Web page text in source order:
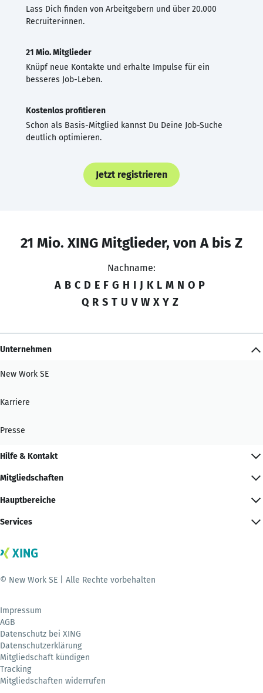
Lass Dich finden von Arbeitgebern und über 20.000
Recruiter·innen.
21 Mio. Mitglieder
Knüpf neue Kontakte und erhalte Impulse für ein
besseres Job-Leben.
Kostenlos profitieren
Schon als Basis-Mitglied kannst Du Deine Job-Suche
deutlich optimieren.
Jetzt registrieren
21 Mio. XING Mitglieder, von A bis Z
Nachname:
A B C D E F G H I J K L M N O P
Q R S T U V W X Y Z
Unternehmen
New Work SE
Karriere
Presse
Hilfe & Kontakt
Mitgliedschaften
Hauptbereiche
Services
© New Work SE | Alle Rechte vorbehalten
Impressum
AGB
Datenschutz bei XING
Datenschutzerklärung
Mitgliedschaft kündigen
Tracking
Mitgliedschaften widerrufen